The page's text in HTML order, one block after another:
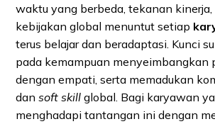
waktu yang berbeda, tekanan
kebijakan global menuntut setiap
terus belajar dan beradaptasi. Kunci
pada kemampuan menyeimbangkan
dengan empati, serta memadukan
dansoft skill global. Bagi karyawan
menghadapi tantangan ini dengan